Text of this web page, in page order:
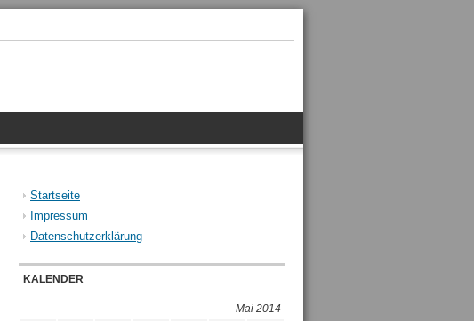
Startseite
Impressum
Datenschutzerklärung
KALENDER
Mai 2014